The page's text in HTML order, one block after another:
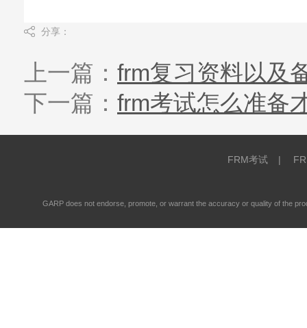
分享：
上一篇： frm复习资料以及
下一篇： frm考试怎么准备
FRM考试 |
GARP does not endorse, promote, or warrant the accuracy or quality of the